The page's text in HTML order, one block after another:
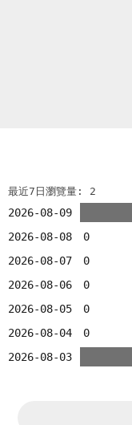
最近7日瀏覽量: 2
2026-08-09
2026-08-08
0
2026-08-07
0
2026-08-06
0
2026-08-05
0
2026-08-04
0
2026-08-03